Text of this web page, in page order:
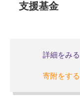
支援基金
詳細をみる
寄附をする